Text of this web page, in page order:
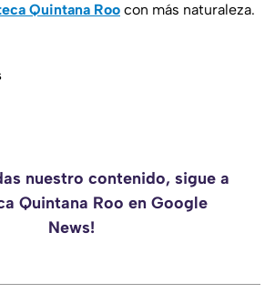
Quintana Roo con más naturaleza.
nuestro contenido, sigue a
Quintana Roo en Google
News!